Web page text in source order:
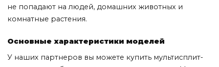
не попадают на людей, домашних животных и
комнатные растения.
Основные характеристики моделей
У наших партнеров вы можете купить мультисплит-